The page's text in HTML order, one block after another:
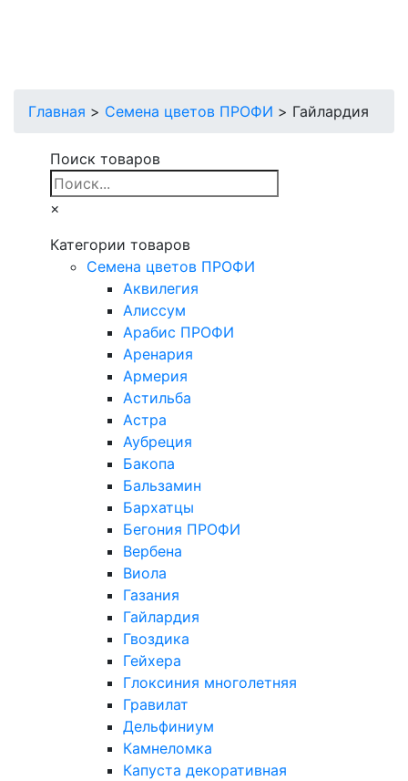
Главная > Cемена цветов ПРОФИ > Гайлардия
Поиск товаров
×
Категории товаров
Cемена цветов ПРОФИ
Аквилегия
Алиссум
Арабис ПРОФИ
Аренария
Армерия
Астильба
Астра
Аубреция
Бакопа
Бальзамин
Бархатцы
Бегония ПРОФИ
Вербена
Виола
Газания
Гайлардия
Гвоздика
Гейхера
Глоксиния многолетняя
Гравилат
Дельфиниум
Камнеломка
Капуста декоративная